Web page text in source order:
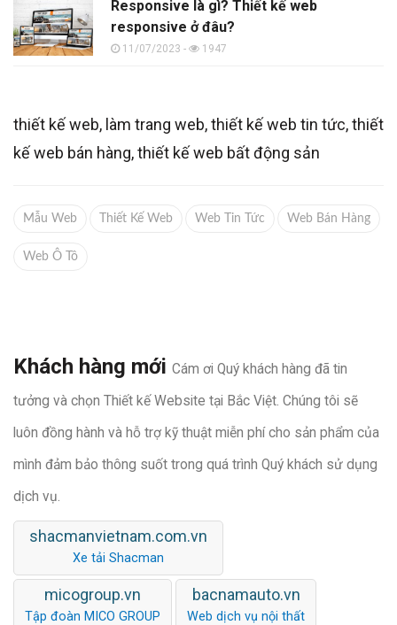
Responsive là gì? Thiết kế web
responsive ở đâu?
11/07/2023 - 1947
thiết kế web, làm trang web, thiết kế web tin tức, thiết
kế web bán hàng, thiết kế web bất động sản
Mẫu Web Thiết Kế Web Web Tin Tức Web Bán Hàng
Web Ô Tô
Khách hàng mới Cám ơi Quý khách hàng đã tin
tưởng và chọn Thiết kế Website tại Bắc Việt. Chúng tôi sẽ
luôn đồng hành và hỗ trợ kỹ thuật miễn phí cho sản phẩm của
mình đảm bảo thông suốt trong quá trình Quý khách sử dụng
dịch vụ.
shacmanvietnam.com.vn
Xe tải Shacman
micogroup.vn
Tập đoàn MICO GROUP
bacnamauto.vn
Web dịch vụ nội thất